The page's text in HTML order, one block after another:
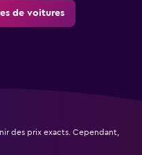
de voitures
des prix exacts. Cependant,